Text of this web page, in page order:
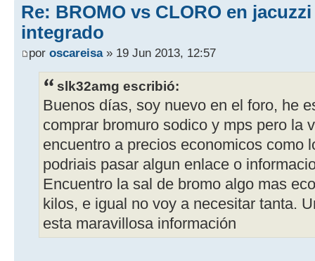
Re: BROMO vs CLORO en
integrado
por oscareisa» 19 Jun 2013, 12:57
slk32amg escribió:
Buenos días, soy nuevo en el foro, he
comprar bromuro sodico y mps pero la
encuentro a precios economicos como
podriais pasar algun enlace o
Encuentro la sal de bromo algo mas
kilos, e igual no voy a necesitar tanta.
esta maravillosa información